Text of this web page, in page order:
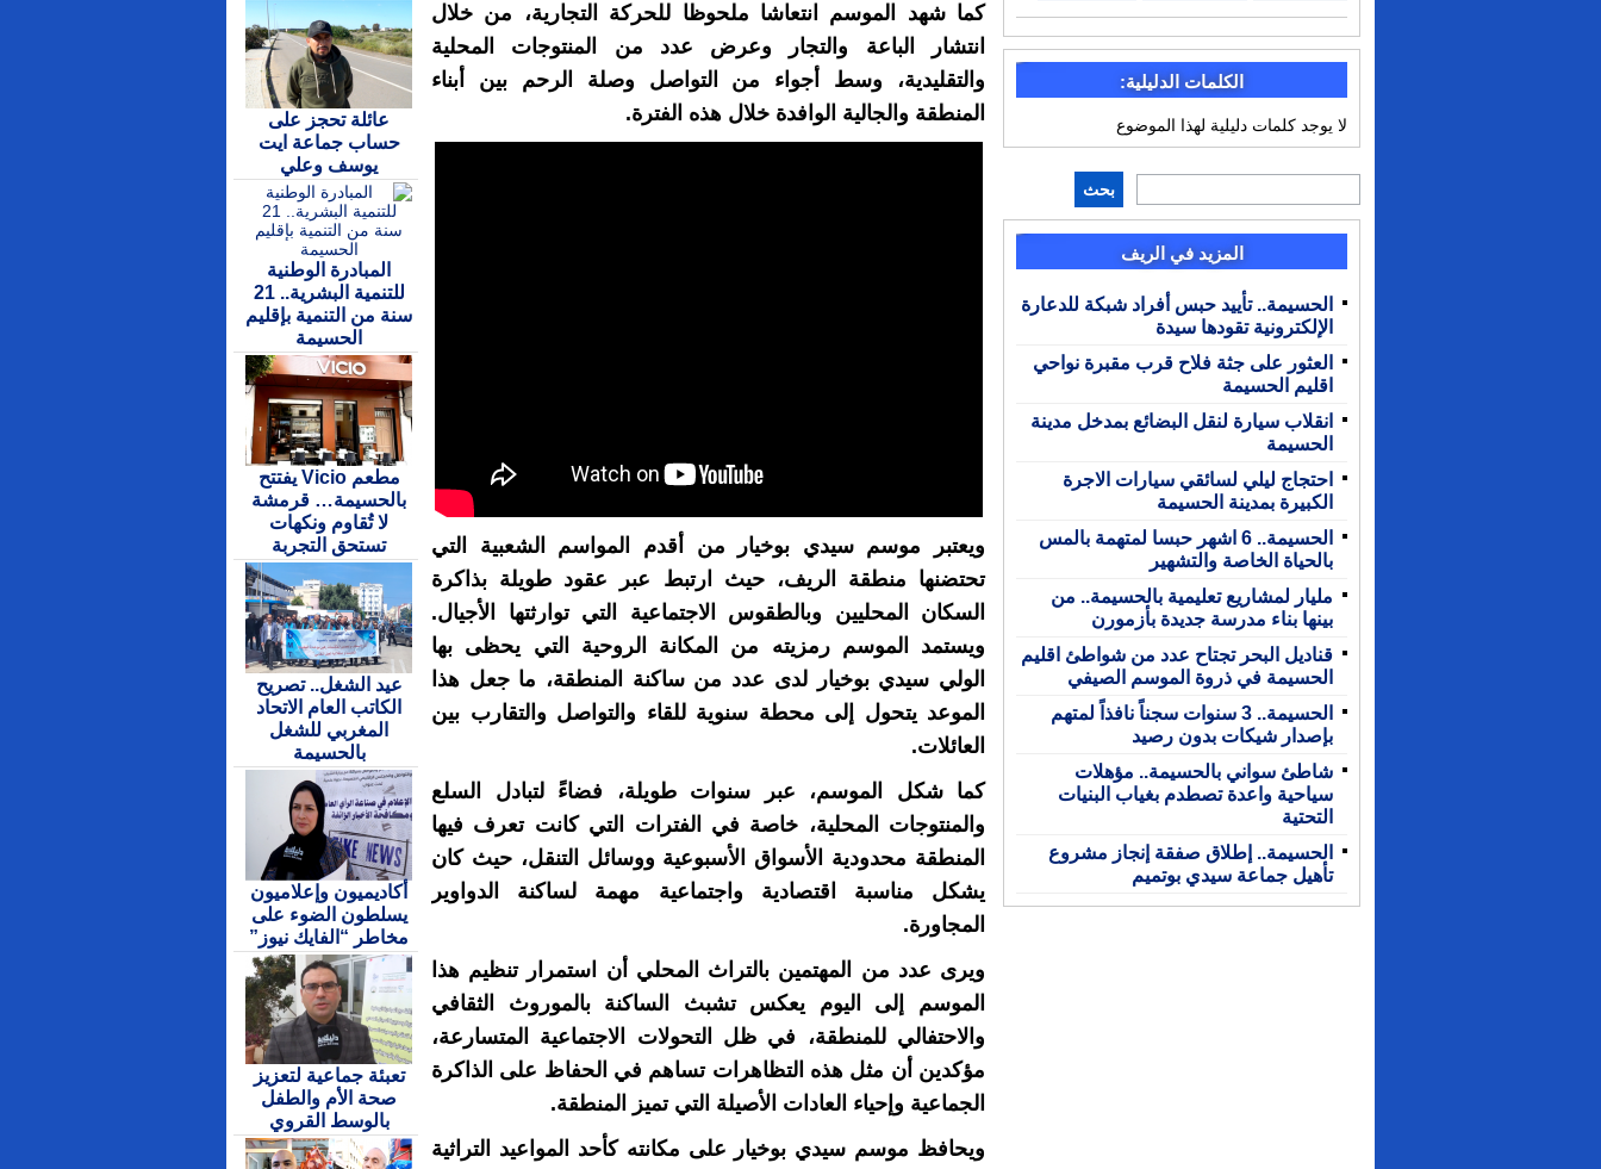
الكلمات الدليلية:
لا يوجد كلمات دليلية لهذا الموضوع
بحث
المزيد في الريف
الحسيمة.. تأييد حبس أفراد شبكة للدعارة
الإلكترونية تقودها سيدة
العثور على جثة فلاح قرب مقبرة نواحي
اقليم الحسيمة
انقلاب سيارة لنقل البضائع بمدخل مدينة
الحسيمة
احتجاج ليلي لسائقي سيارات الاجرة
الكبيرة بمدينة الحسيمة
الحسيمة.. 6 اشهر حبسا لمتهمة بالمس
بالحياة الخاصة والتشهير
مليار لمشاريع تعليمية بالحسيمة.. من
بينها بناء مدرسة جديدة بأزمورن
قناديل البحر تجتاح عدد من شواطئ اقليم
الحسيمة في ذروة الموسم الصيفي
الحسيمة.. 3 سنوات سجناً نافذاً لمتهم
بإصدار شيكات بدون رصيد
شاطئ سواني بالحسيمة.. مؤهلات
سياحية واعدة تصطدم بغياب البنيات
التحتية
الحسيمة.. إطلاق صفقة إنجاز مشروع
تأهيل جماعة سيدي بوتميم
كما شهد الموسم انتعاشا ملحوظا للحركة التجارية، من خلال
انتشار الباعة والتجار وعرض عدد من المنتوجات المحلية
والتقليدية، وسط أجواء من التواصل وصلة الرحم بين أبناء
المنطقة والجالية الوافدة خلال هذه الفترة.
ويعتبر موسم سيدي بوخيار من أقدم المواسم الشعبية التي
تحتضنها منطقة الريف، حيث ارتبط عبر عقود طويلة بذاكرة
السكان المحليين وبالطقوس الاجتماعية التي توارثتها الأجيال.
ويستمد الموسم رمزيته من المكانة الروحية التي يحظى بها
الولي سيدي بوخيار لدى عدد من ساكنة المنطقة، ما جعل هذا
الموعد يتحول إلى محطة سنوية للقاء والتواصل والتقارب بين
العائلات.
كما شكل الموسم، عبر سنوات طويلة، فضاءً لتبادل السلع
والمنتوجات المحلية، خاصة في الفترات التي كانت تعرف فيها
المنطقة محدودية الأسواق الأسبوعية ووسائل التنقل، حيث كان
يشكل مناسبة اقتصادية واجتماعية مهمة لساكنة الدواوير
المجاورة.
ويرى عدد من المهتمين بالتراث المحلي أن استمرار تنظيم هذا
الموسم إلى اليوم يعكس تشبث الساكنة بالموروث الثقافي
والاحتفالي للمنطقة، في ظل التحولات الاجتماعية المتسارعة،
مؤكدين أن مثل هذه التظاهرات تساهم في الحفاظ على الذاكرة
الجماعية وإحياء العادات الأصيلة التي تميز المنطقة.
ويحافظ موسم سيدي بوخيار على مكانته كأحد المواعيد التراثية
عائلة تحجز على
حساب جماعة ايت
يوسف وعلي
المبادرة الوطنية
للتنمية البشرية.. 21
سنة من التنمية بإقليم
الحسيمة
مطعم Vicio يفتتح
بالحسيمة… قرمشة
لا تُقاوم ونكهات
تستحق التجربة
عيد الشغل.. تصريح
الكاتب العام الاتحاد
المغربي للشغل
بالحسيمة
أكاديميون وإعلاميون
يسلطون الضوء على
مخاطر “الفايك نيوز”
تعبئة جماعية لتعزيز
صحة الأم والطفل
بالوسط القروي